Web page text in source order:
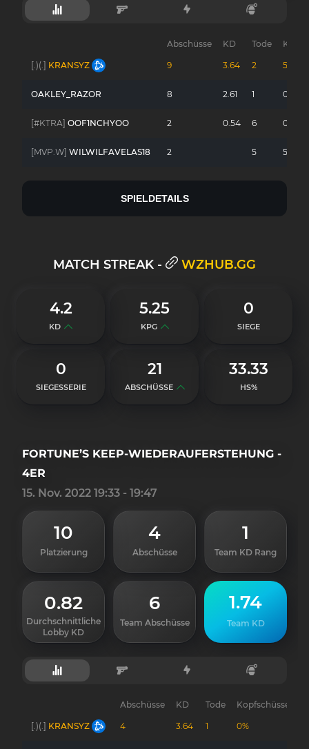
Abschüsse KD Tode
[.)(.] KRANSYZ 9 3.64 2 56%
OAKLEY_RAZOR 8 2.61 1 0%
[#KTRA] OOF1NCHYOO 2 0.54 6 0%
[MVP.W] WILWILFAVELAS18 2 5 50%
SPIELDETAILS
MATCH STREAK - WZHUB.GG
4.2
KD
5.25
KPG
0
SIEGE
0
SIEGESSERIE
21
ABSCHÜSSE
33.33
HS%
10
Platzierung
4
Abschüsse
1
Team KD Rang
0.82
Durchschnittliche
Lobby KD
6
Team Abschüsse
1.74
Team KD
FORTUNE’S KEEP-WIEDERAUFERSTEHUNG -
4ER
15. Nov. 2022 19:33 - 19:47
Abschüsse KD Tode Kopfschüsse
[.)(.] KRANSYZ 4 3.64 1 0%